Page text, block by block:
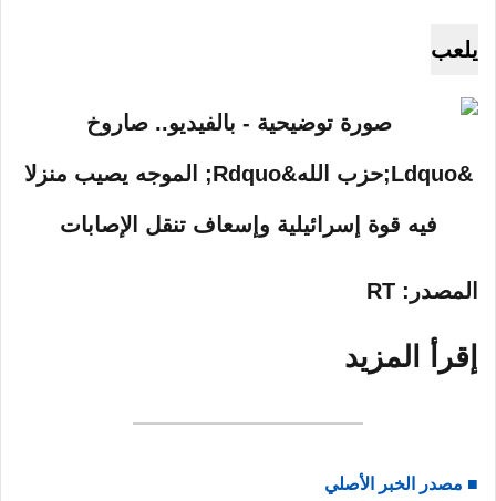
يلعب
المصدر : RT
إقرأ المزيد
■ مصدر الخبر الأصلي